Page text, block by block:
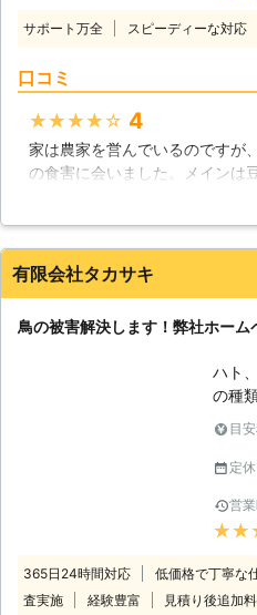
告さ
また
と言
は「
性が
ては
為、
て糞
ハト
諦め
す。
処す
が多
さい
無料
除や
際に
い！
サポート万全 スピーディーな対応
口コミ
★★★★★ 4
家は農家を営んでいるのですが
の食害に会いました。メインは
豆は何割かはやられてしまい
たのですごく助かりました。
福岡県 福岡市東区 2016年12月31
有限会社タカサキ
鳥の被害解決します！弊社ホー
ハト
の種
着い
深刻
届か
巣を
ない
潟、
【現
除を
目
定
営
365日24時間対応 低価格で丁寧な
査実施
経験豊富 見積り後追加